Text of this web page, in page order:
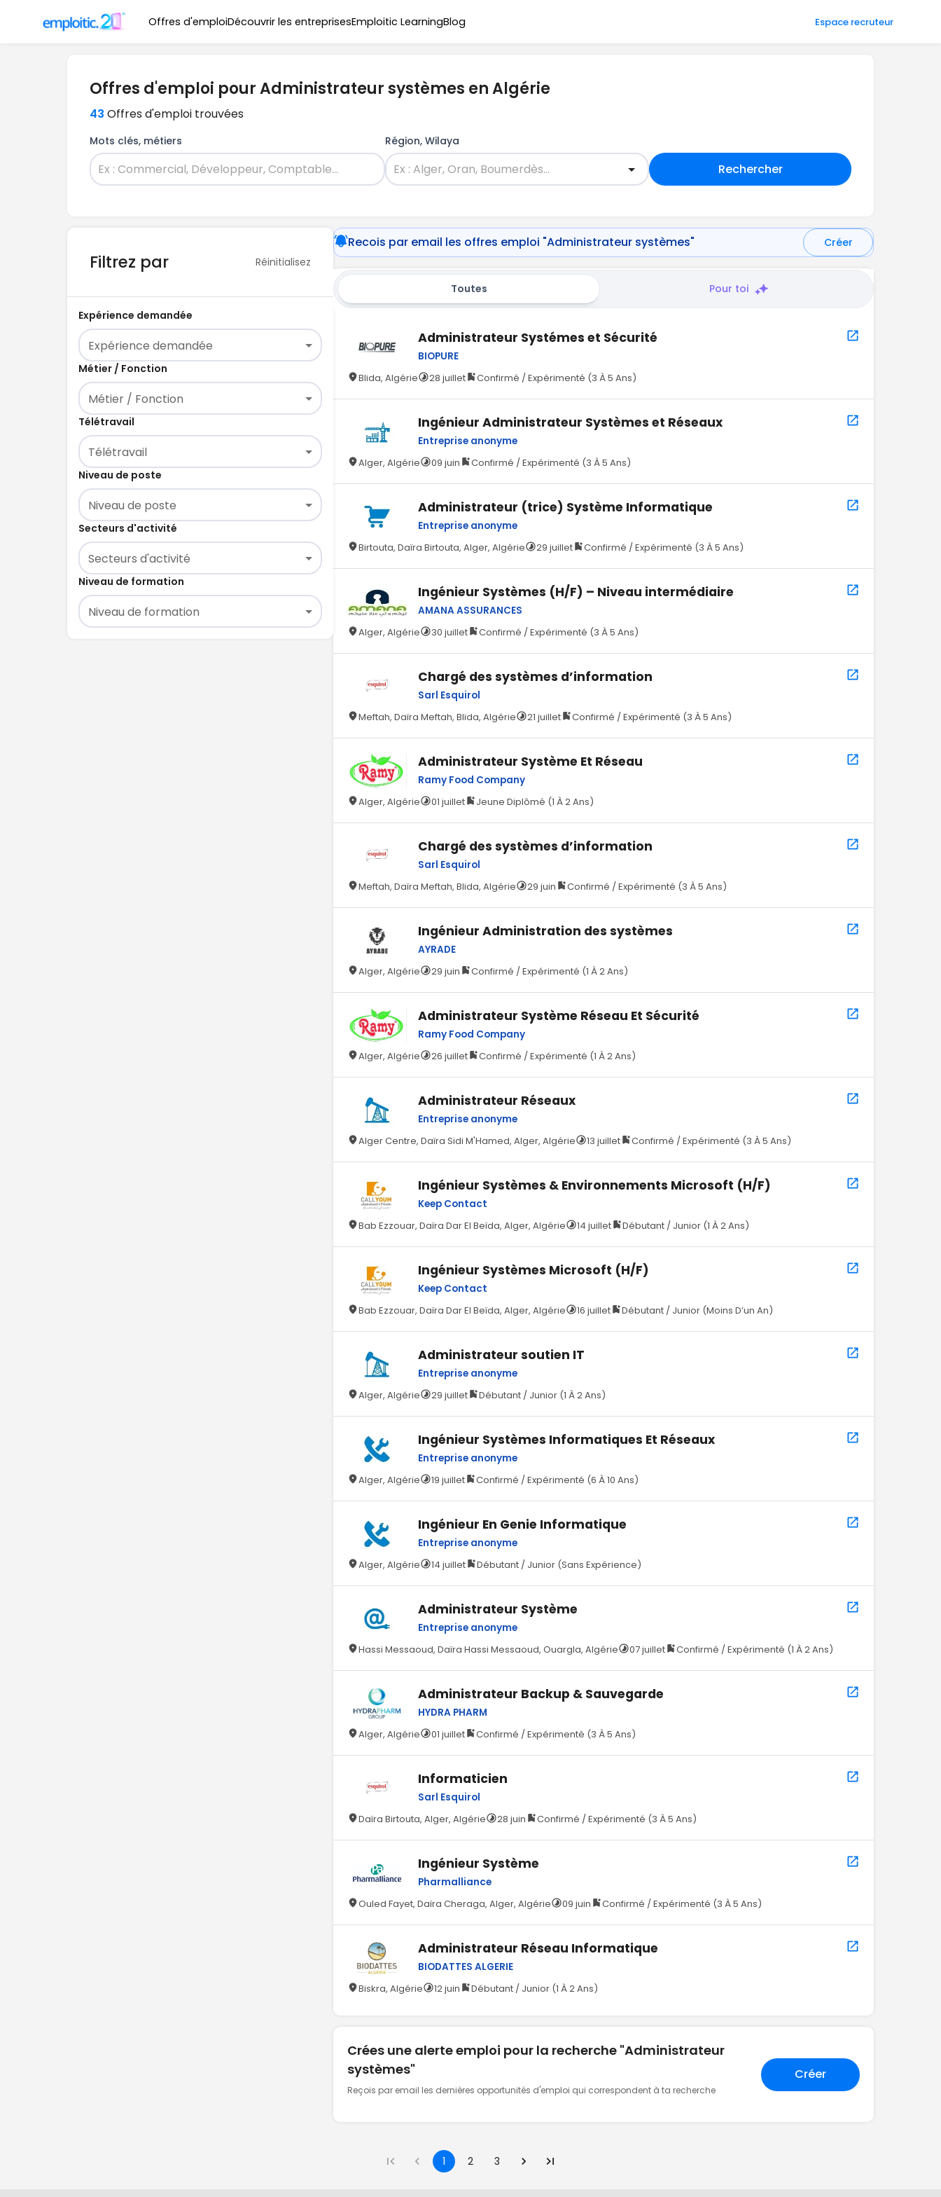
Offres d'emploiDécouvrir les entreprisesEmploitic LearningBlog Espace recruteur
Offres d'emploi pour Administrateur systèmes en Algérie
43 Offres d'emploi trouvées
Mots clés, métiers Région, Wilaya
Rechercher
Filtrez par Réinitialisez
Expérience demandée
Expérience demandée
Métier / Fonction
Métier / Fonction
Télétravail
Télétravail
Niveau de poste
Niveau de poste
Secteurs d'activité
Secteurs d'activité
Niveau de formation
Niveau de formation
Recois par email les offres emploi "Administrateur systèmes" Créer
Toutes Pour toi
Administrateur Systémes et Sécurité
BIOPURE
Blida, Algérie
28 juillet Confirmé / Expérimenté (3 À 5 Ans)
Ingénieur Administrateur Systèmes et Réseaux
Entreprise anonyme
Alger, Algérie
09 juin Confirmé / Expérimenté (3 À 5 Ans)
Administrateur (trice) Système Informatique
Entreprise anonyme
Birtouta, Daïra Birtouta, Alger, Algérie
29 juillet Confirmé / Expérimenté (3 À 5 Ans)
Ingénieur Systèmes (H/F) – Niveau intermédiaire
AMANA ASSURANCES
Alger, Algérie
30 juillet Confirmé / Expérimenté (3 À 5 Ans)
Chargé des systèmes d’information
Sarl Esquirol
Meftah, Daïra Meftah, Blida, Algérie
21 juillet Confirmé / Expérimenté (3 À 5 Ans)
Administrateur Système Et Réseau
Ramy Food Company
Alger, Algérie
01 juillet Jeune Diplômé (1 À 2 Ans)
Chargé des systèmes d’information
Sarl Esquirol
Meftah, Daïra Meftah, Blida, Algérie
29 juin Confirmé / Expérimenté (3 À 5 Ans)
Ingénieur Administration des systèmes
AYRADE
Alger, Algérie
29 juin Confirmé / Expérimenté (1 À 2 Ans)
Administrateur Système Réseau Et Sécurité
Ramy Food Company
Alger, Algérie
26 juillet Confirmé / Expérimenté (1 À 2 Ans)
Administrateur Réseaux
Entreprise anonyme
Alger Centre, Daïra Sidi M'Hamed, Alger, Algérie
13 juillet Confirmé / Expérimenté (3 À 5 Ans)
Ingénieur Systèmes & Environnements Microsoft (H/F)
Keep Contact
Bab Ezzouar, Daïra Dar El Beïda, Alger, Algérie
14 juillet Débutant / Junior (1 À 2 Ans)
Ingénieur Systèmes Microsoft (H/F)
Keep Contact
Bab Ezzouar, Daïra Dar El Beïda, Alger, Algérie
16 juillet Débutant / Junior (Moins D’un An)
Administrateur soutien IT
Entreprise anonyme
Alger, Algérie
29 juillet Débutant / Junior (1 À 2 Ans)
Ingénieur Systèmes Informatiques Et Réseaux
Entreprise anonyme
Alger, Algérie
19 juillet Confirmé / Expérimenté (6 À 10 Ans)
Ingénieur En Genie Informatique
Entreprise anonyme
Alger, Algérie
14 juillet Débutant / Junior (Sans Expérience)
Administrateur Système
Entreprise anonyme
Hassi Messaoud, Daïra Hassi Messaoud, Ouargla, Algérie
07 juillet Confirmé / Expérimenté (1 À 2 Ans)
Administrateur Backup & Sauvegarde
HYDRA PHARM
Alger, Algérie
01 juillet Confirmé / Expérimenté (3 À 5 Ans)
Informaticien
Sarl Esquirol
Daïra Birtouta, Alger, Algérie
28 juin Confirmé / Expérimenté (3 À 5 Ans)
Ingénieur Système
Pharmalliance
Ouled Fayet, Daïra Cheraga, Alger, Algérie
09 juin Confirmé / Expérimenté (3 À 5 Ans)
Administrateur Réseau Informatique
BIODATTES ALGERIE
Biskra, Algérie
12 juin Débutant / Junior (1 À 2 Ans)
Crées une alerte emploi pour la recherche "Administrateur
systèmes"
Reçois par email les dernières opportunités d'emploi qui correspondent à ta recherche
Créer
1 2 3